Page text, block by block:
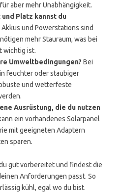
aber mehr Unabhängigkeit.
Platz kannst du
Akkus und Powerstations sind
mehr Stauraum, was bei
wichtig ist.
Umweltbedingungen? Bei
feuchter oder staubiger
und wetterfeste
Ausrüstung, die du nutzen
ein vorhandenes Solarpanel
mit geeigneten Adaptern
sparen.
gut vorbereitet und findest die
Anforderungen passt. So
kühl, egal wo du bist.